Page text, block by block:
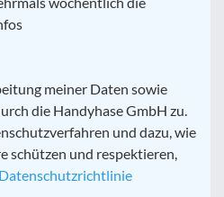
meiner Daten sowie
die Handyhase GmbH zu.
und dazu, wie
schützen und respektieren,
Datenschutzrichtlinie